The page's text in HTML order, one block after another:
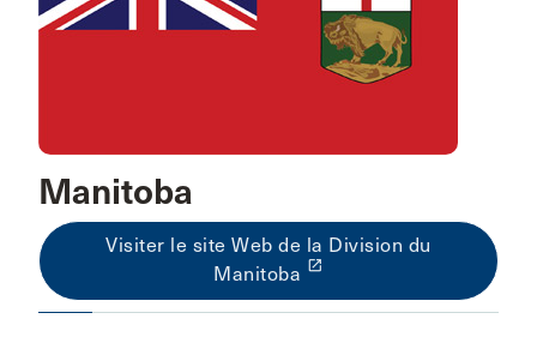
Manitoba
Visiter le site Web de la Division du
Manitoba launch